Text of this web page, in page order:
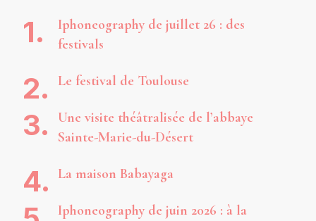
Iphoneography de juillet 26 : des
festivals
Le festival de Toulouse
Une visite théâtralisée de l’abbaye
Sainte-Marie-du-Désert
La maison Babayaga
Iphoneography de juin 2026 : à la